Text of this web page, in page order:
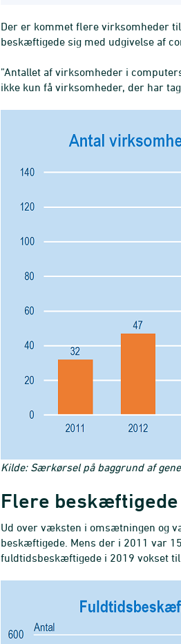
Der er kommet flere virksomheder
beskæftigede sig med udgivelse af
”Antallet af virksomheder i
ikke kun få virksomheder, der har
Kilde: Særkørsel på baggrund af
Flere beskæftigede
Ud over væksten i omsætningen og
beskæftigede. Mens der i 2011 var
fuldtidsbeskæftigede i 2019 vokset til